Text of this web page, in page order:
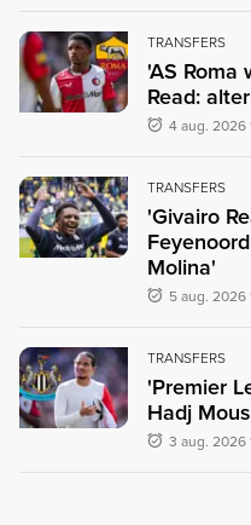
TRANSFERS
'AS
Read:
4 aug. 2026
TRANSFERS
'Givairo
Molina'
5 aug. 2026
TRANSFERS
'Premier
Hadj
3 aug. 2026